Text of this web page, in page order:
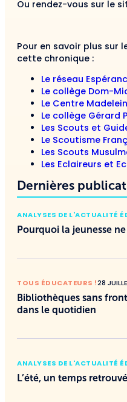
Ou rendez-vous sur le
Pour en savoir plus sur
cette chronique :
Le réseau
Le collège Dom-
Le Centre
Le collège Gérard
Les Scouts et
Le Scoutisme
Les Scouts
Les Eclaireurs et
Dernières
ANALYSES DE L'ACTUALITÉ
Pourquoi la jeunesse
TOUS ÉDUCATEURS !28
Bibliothèques sans
dans le quotidien
ANALYSES DE L'ACTUALITÉ
L’été, un temps